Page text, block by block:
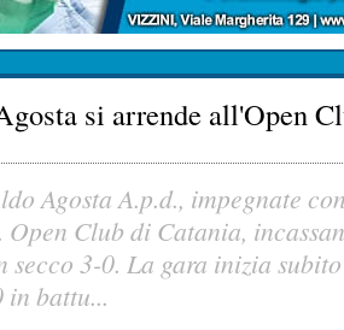
si arrende all'Open
Agosta A.p.d., impegnate
Open Club di Catania,
secco 3-0. La gara inizia
in battu...